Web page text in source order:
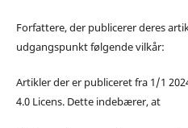
Forfattere, der publicerer deres
udgangspunkt følgende vilkår:
Artikler der er publiceret fra 1/1
4.0 Licens. Dette indebærer, at